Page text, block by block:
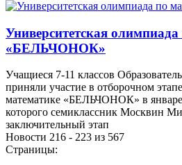
Университетская
«БЕЛЬЧОНОК»
Учащиеся 7-11 классов
приняли участие в отборочном
математике «БЕЛЬЧОНОК» в
которого семиклассник Москвин
заключительный этап
Новости 216 - 223 из 567
Страницы: